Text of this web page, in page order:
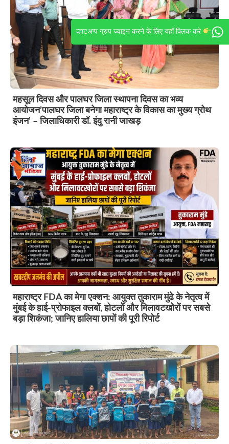
व्हाटअप्प ग्रुप ज्वाइन करने के लिए यहाँ क्लिक करे
महसूल दिवस और पालघर जिला स्थापना दिवस का भव्य
आयोजन’पालघर जिला बनेगा महाराष्ट्र के विकास का मुख्य ग्रोथ
इंजन’ – जिलाधिकारी डॉ. इंदु रानी जाखड़
महाराष्ट्र FDA का मेगा एक्शन: आयुक्त तुकाराम मुंढे के नेतृत्व में
मुंबई के हाई-प्रोफाइल क्लबों, होटलों और मिलावटखोरों पर सबसे
बड़ा शिकंजा; जानिए हालिया छापों की पूरी रिपोर्ट